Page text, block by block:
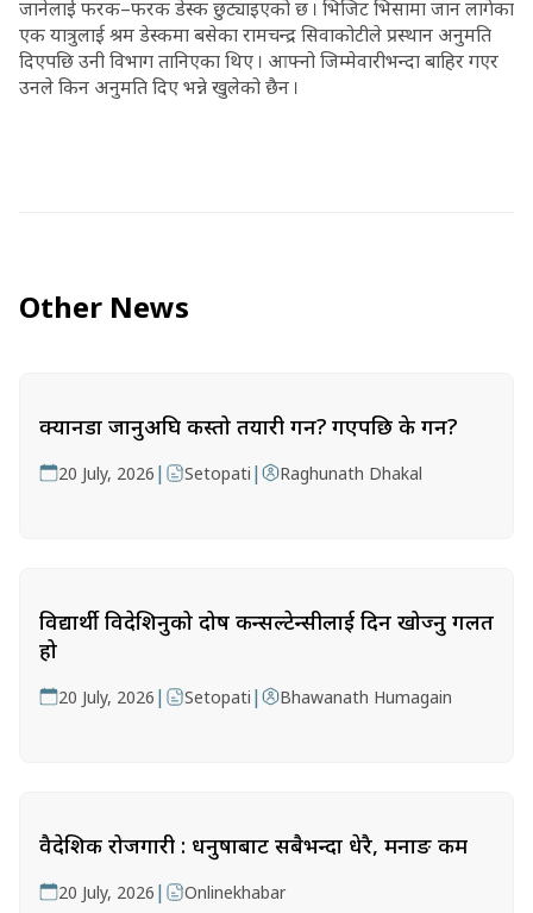
जानेलाई फरक–फरक डेस्क छुट्याइएको छ । भिजिट भिसामा जान लागेका
एक यात्रुलाई श्रम डेस्कमा बसेका रामचन्द्र सिवाकोटीले प्रस्थान अनुमति
दिएपछि उनी विभाग तानिएका थिए । आफ्नो जिम्मेवारीभन्दा बाहिर गएर
उनले किन अनुमति दिए भन्ने खुलेको छैन ।
Other News
क्यानडा जानुअघि कस्तो तयारी गर्ने? गएपछि के गर्ने?
20 July, 2026 | Setopati | Raghunath Dhakal
विद्यार्थी विदेशिनुको दोष कन्सल्टेन्सीलाई दिन खोज्नु गलत
हो
20 July, 2026 | Setopati | Bhawanath Humagain
वैदेशिक रोजगारी : धनुषाबाट सबैभन्दा धेरै, मनाङ कम
20 July, 2026 | Onlinekhabar